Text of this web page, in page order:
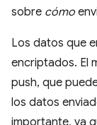
sobre cómo
Los datos que
encriptados. El
push, que
los datos
importante, ya